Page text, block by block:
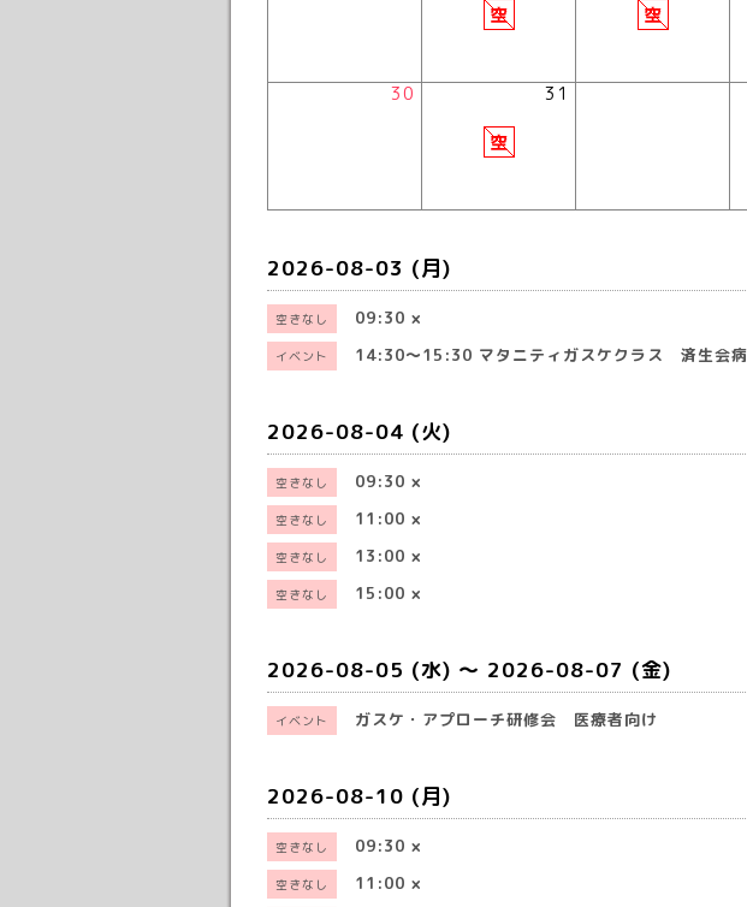
30 31
2026-08-03 (月)
空きなし 09:30 ×
イベント 14:30～15:30 マタニティガスケクラス 済生会
2026-08-04 (火)
空きなし 09:30 ×
空きなし 11:00 ×
空きなし 13:00 ×
空きなし 15:00 ×
2026-08-05 (水) ～ 2026-08-07 (金)
イベント ガスケ・アプローチ研修会 医療者向け
2026-08-10 (月)
空きなし 09:30 ×
空きなし 11:00 ×